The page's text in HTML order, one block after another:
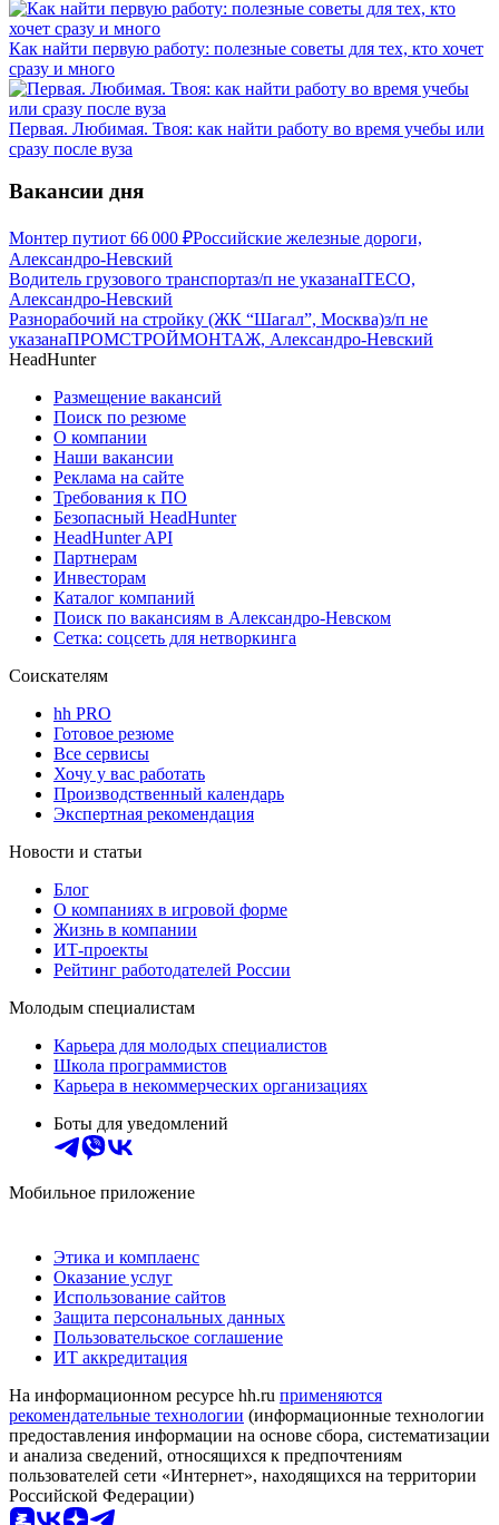
Как найти первую работу: полезные советы для тех, кто хочет
сразу и много
Первая. Любимая. Твоя: как найти работу во время учебы или
сразу после вуза
Вакансии дня
Монтер путиот 66 000 ₽Российские железные дороги,
Александро-Невский
Водитель грузового транспортаз/п не указанаITECO,
Александро-Невский
Разнорабочий на стройку (ЖК “Шагал”, Москва)з/п не
указанаПРОМСТРОЙМОНТАЖ, Александро-Невский
HeadHunter
Размещение вакансий
Поиск по резюме
О компании
Наши вакансии
Реклама на сайте
Требования к ПО
Безопасный HeadHunter
HeadHunter API
Партнерам
Инвесторам
Каталог компаний
Поиск по вакансиям в Александро-Невском
Сетка: соцсеть для нетворкинга
Соискателям
hh PRO
Готовое резюме
Все сервисы
Хочу у вас работать
Производственный календарь
Экспертная рекомендация
Новости и статьи
Блог
О компаниях в игровой форме
Жизнь в компании
ИТ-проекты
Рейтинг работодателей России
Молодым специалистам
Карьера для молодых специалистов
Школа программистов
Карьера в некоммерческих организациях
Боты для уведомлений
Мобильное приложение
Этика и комплаенс
Оказание услуг
Использование сайтов
Защита персональных данных
Пользовательское соглашение
ИТ аккредитация
На информационном ресурсе hh.ru применяются
рекомендательные технологии (информационные технологии
предоставления информации на основе сбора, систематизации
и анализа сведений, относящихся к предпочтениям
пользователей сети «Интернет», находящихся на территории
Российской Федерации)